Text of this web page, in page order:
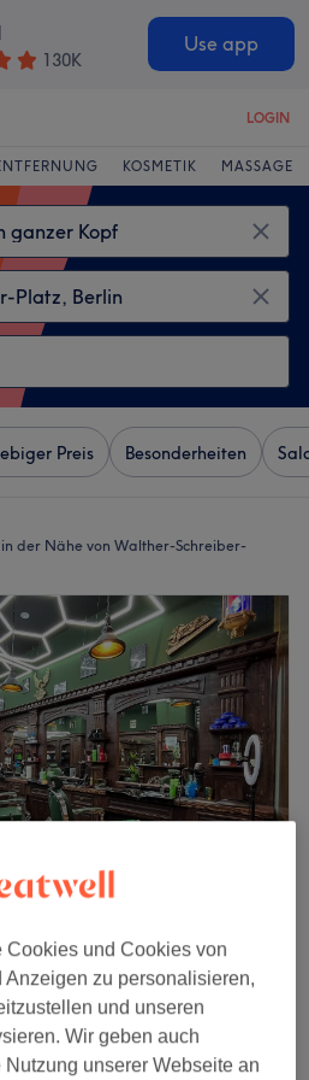
130K
Use app
LOGIN
KOSMETIK MASSAGE
Preis Besonderheiten
der Nähe von Walther-Schreiber-
Das Schloss Steglitz
Auf Karte anzeigen
und Cookies von
Anzeigen zu personalisieren,
und unseren
Wir geben auch
unserer Webseite an